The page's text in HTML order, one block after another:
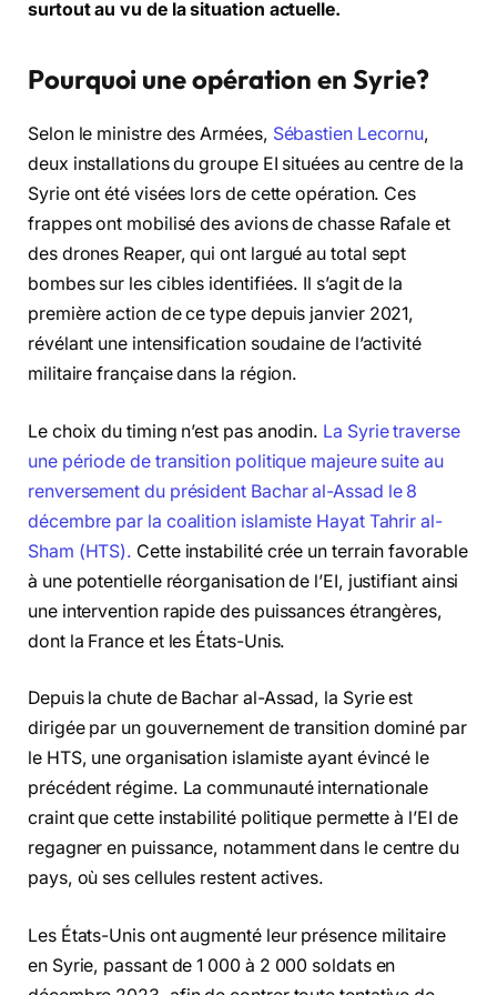
surtout au vu de la situation actuelle.
Pourquoi une opération en Syrie?
Selon le ministre des Armées, Sébastien Lecornu,
deux installations du groupe EI situées au centre de la
Syrie ont été visées lors de cette opération. Ces
frappes ont mobilisé des avions de chasse Rafale et
des drones Reaper, qui ont largué au total sept
bombes sur les cibles identifiées. Il s’agit de la
première action de ce type depuis janvier 2021,
révélant une intensification soudaine de l’activité
militaire française dans la région.
Le choix du timing n’est pas anodin. La Syrie traverse
une période de transition politique majeure suite au
renversement du président Bachar al-Assad le 8
décembre par la coalition islamiste Hayat Tahrir al-
Sham (HTS). Cette instabilité crée un terrain favorable
à une potentielle réorganisation de l’EI, justifiant ainsi
une intervention rapide des puissances étrangères,
dont la France et les États-Unis.
Depuis la chute de Bachar al-Assad, la Syrie est
dirigée par un gouvernement de transition dominé par
le HTS, une organisation islamiste ayant évincé le
précédent régime. La communauté internationale
craint que cette instabilité politique permette à l’EI de
regagner en puissance, notamment dans le centre du
pays, où ses cellules restent actives.
Les États-Unis ont augmenté leur présence militaire
en Syrie, passant de 1 000 à 2 000 soldats en